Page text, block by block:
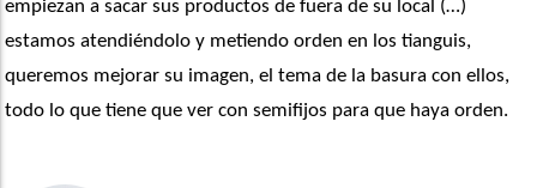
empiezan a sacar sus productos de fuera de su local (…)
estamos atendiéndolo y metiendo orden en los tianguis,
queremos mejorar su imagen, el tema de la basura con ellos,
todo lo que tiene que ver con semifijos para que haya orden.